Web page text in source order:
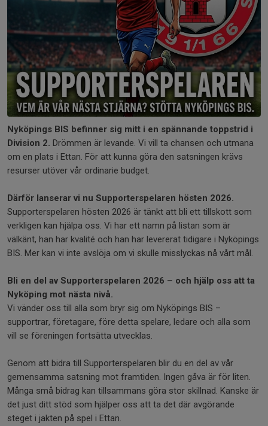
Nyköpings BIS befinner sig mitt i en spännande toppstrid i
Division 2. Drömmen är levande. Vi vill ta chansen och utmana
om en plats i Ettan. För att kunna göra den satsningen krävs
resurser utöver vår ordinarie budget.
Därför lanserar vi nu Supporterspelaren hösten 2026.
Supporterspelaren hösten 2026 är tänkt att bli ett tillskott som
verkligen kan hjälpa oss. Vi har ett namn på listan som är
välkänt, han har kvalité och han har levererat tidigare i Nyköpings
BIS. Mer kan vi inte avslöja om vi skulle misslyckas nå vårt mål.
Bli en del av Supporterspelaren 2026 – och hjälp oss att ta
Nyköping mot nästa nivå.
Vi vänder oss till alla som bryr sig om Nyköpings BIS –
supportrar, företagare, före detta spelare, ledare och alla som
vill se föreningen fortsätta utvecklas.
Genom att bidra till Supporterspelaren blir du en del av vår
gemensamma satsning mot framtiden. Ingen gåva är för liten.
Många små bidrag kan tillsammans göra stor skillnad. Kanske är
det just ditt stöd som hjälper oss att ta det där avgörande
steget i jakten på spel i Ettan.